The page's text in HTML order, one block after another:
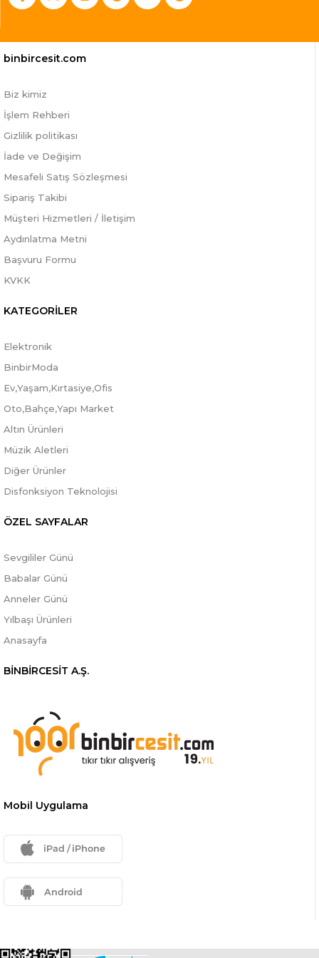
binbircesit.com
Biz kimiz
İşlem Rehberi
Gizlilik politikası
İade ve Değişim
Mesafeli Satış Sözleşmesi
Sipariş Takibi
Müşteri Hizmetleri / İletişim
Aydınlatma Metni
Başvuru Formu
KVKK
KATEGORİLER
Elektronik
BinbirModa
Ev,Yaşam,Kırtasiye,Ofis
Oto,Bahçe,Yapı Market
Altın Ürünleri
Müzik Aletleri
Diğer Ürünler
Disfonksiyon Teknolojisi
ÖZEL SAYFALAR
Sevgililer Günü
Babalar Günü
Anneler Günü
Yılbaşı Ürünleri
Anasayfa
BİNBİRCESİT A.Ş.
Mobil Uygulama